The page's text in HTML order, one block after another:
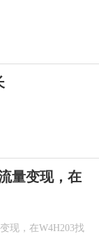
量变现，在
现，在W4H203找